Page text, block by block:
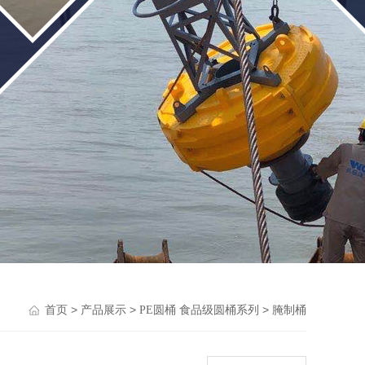
首页 > 产品展示 > PE圆桶 食品级圆桶系列 > 腌制桶